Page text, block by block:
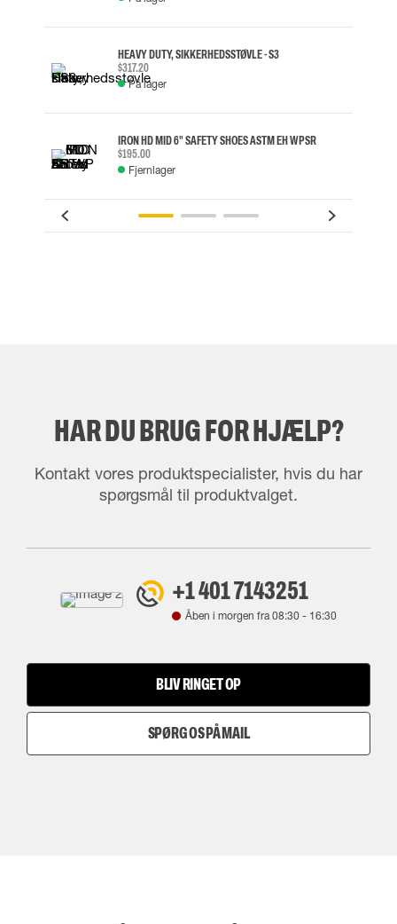
HEAVY DUTY, SIKKERHEDSSTØVLE - S3
$317.20
På lager
IRON HD MID 6" SAFETY SHOES ASTM EH WP SR
$195.00
Fjernlager
HAR DU BRUG FOR HJÆLP?
Kontakt vores produktspecialister, hvis du har
spørgsmål til produktvalget.
+1 401 7143251
Åben i morgen fra08:30 - 16:30
BLIV RINGET OP
SPØRG OS PÅ MAIL